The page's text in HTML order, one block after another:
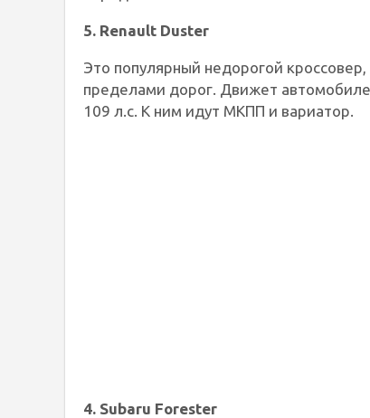
5. Renault Duster
Это популярный недорогой
пределами дорог. Движет
109 л.с. К ним идут МКПП и вариатор.
4. Subaru Forester